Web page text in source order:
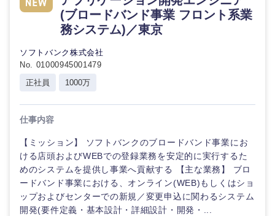
(ブロードバンド事業 フロント系業
務システム)／東京
ソフトバンク株式会社
No. 01000945001479
正社員
1000万
仕事内容
【ミッション】 ソフトバンクのブロードバンド事業にお
ける店頭およびWEBでの登録業務を安定的に実行するた
めのシステムを提供し事業へ貢献する 【主な業務】 ブロ
ードバンド事業における、オンライン(WEB)もしくはショ
ップおよびセンターでの新規／変更申込に関わるシステム
開発(要件定義・基本設計・詳細設計・開発・...